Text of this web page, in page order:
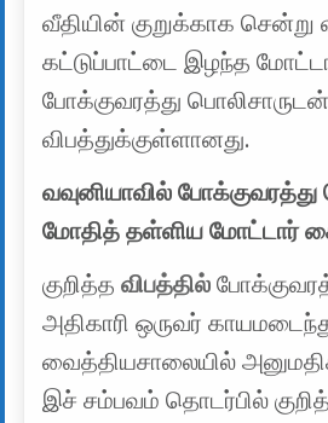
வீதியின் குறுக்காக சென்று
கட்டுப்பாட்டை இழந்த
போக்குவரத்து
விபத்துக்குள்ளானது.
வவுனியாவில்
மோதித் தள்ளிய மோட்டார்
குறித்த விபத்தில்
அதிகாரி ஒருவர்
வைத்தியசாலையில்
இச் சம்பவம் தொடர்பில்